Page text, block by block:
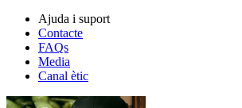
Ajuda i suport
Contacte
FAQs
Media
Canal ètic